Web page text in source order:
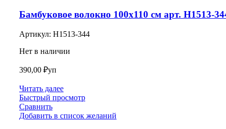
Бамбуковое волокно 100х110 см арт. Н1513-
Артикул: Н1513-344
Нет в наличии
390,00 ₽уп
Читать далее
Быстрый просмотр
Сравнить
Добавить в список желаний